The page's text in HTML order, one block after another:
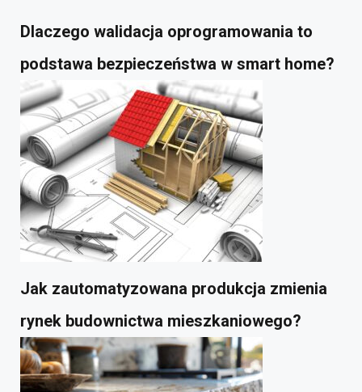
Dlaczego walidacja oprogramowania to
podstawa bezpieczeństwa w smart home?
Jak zautomatyzowana produkcja zmienia
rynek budownictwa mieszkaniowego?